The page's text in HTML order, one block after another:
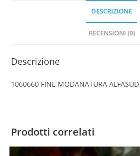
DESCRIZIONE
RECENSIONI (0)
Descrizione
1060660 FINE MODANATURA
Prodotti correlati